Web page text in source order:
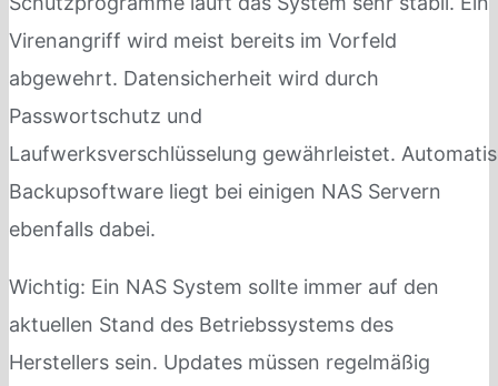
Virenangriff wird meist bereits im Vorfeld
abgewehrt. Datensicherheit wird durch
Passwortschutz und
Laufwerksverschlüsselung gewährleistet.
Backupsoftware liegt bei einigen NAS Servern
ebenfalls dabei.
Wichtig: Ein NAS System sollte immer auf den
aktuellen Stand des Betriebssystems des
Herstellers sein. Updates müssen regelmäßig